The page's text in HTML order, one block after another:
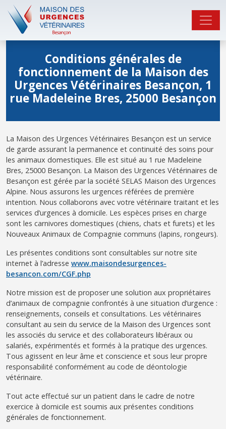
Conditions générales de
fonctionnement de la Maison des
Urgences Vétérinaires Besançon, 1
rue Madeleine Bres, 25000 Besançon
La Maison des Urgences Vétérinaires Besançon est un service
de garde assurant la permanence et continuité des soins pour
les animaux domestiques. Elle est situé au 1 rue Madeleine
Bres, 25000 Besançon. La Maison des Urgences Vétérinaires de
Besançon est gérée par la société SELAS Maison des Urgences
Alpine. Nous assurons les urgences référées de première
intention. Nous collaborons avec votre vétérinaire traitant et les
services d’urgences à domicile. Les espèces prises en charge
sont les carnivores domestiques (chiens, chats et furets) et les
Nouveaux Animaux de Compagnie communs (lapins, rongeurs).
Les présentes conditions sont consultables sur notre site
internet à l’adresse www.maisondesurgences-
besancon.com/CGF.php
Notre mission est de proposer une solution aux propriétaires
d’animaux de compagnie confrontés à une situation d’urgence :
renseignements, conseils et consultations. Les vétérinaires
consultant au sein du service de la Maison des Urgences sont
les associés du service et des collaborateurs libéraux ou
salariés, expérimentés et formés à la pratique des urgences.
Tous agissent en leur âme et conscience et sous leur propre
responsabilité conformément au code de déontologie
vétérinaire.
Tout acte effectué sur un patient dans le cadre de notre
exercice à domicile est soumis aux présentes conditions
générales de fonctionnement.